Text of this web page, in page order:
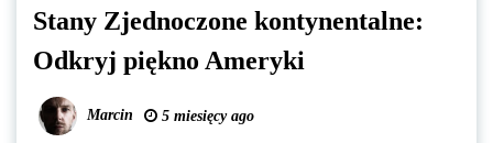
Stany Zjednoczone kontynentalne:
Odkryj piękno Ameryki
Marcin 5 miesięcy ago